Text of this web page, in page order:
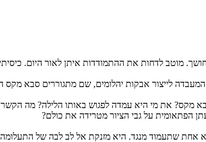
מוטב לדחות את ההתמודדות איתן לאור היום.
לייצור אבקות יהלומים, שם מתגוררים סבא מקס
מקס? את מי היא עמדה לפגוש באותו הלילה? מה
הפתאומית על גבי הציור מטרידה את כולם?
אחת שתעמוד מנגד. היא מזנקת אל לב לבה של